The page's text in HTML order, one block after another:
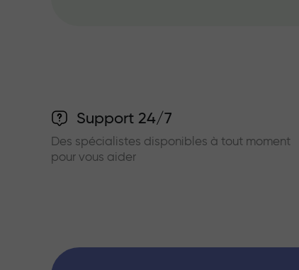
Support 24/7
Des spécialistes disponibles à tout moment
pour vous aider